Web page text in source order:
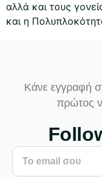
αλλά και τους
και η
Κάνε εγγραφή
πρώτος